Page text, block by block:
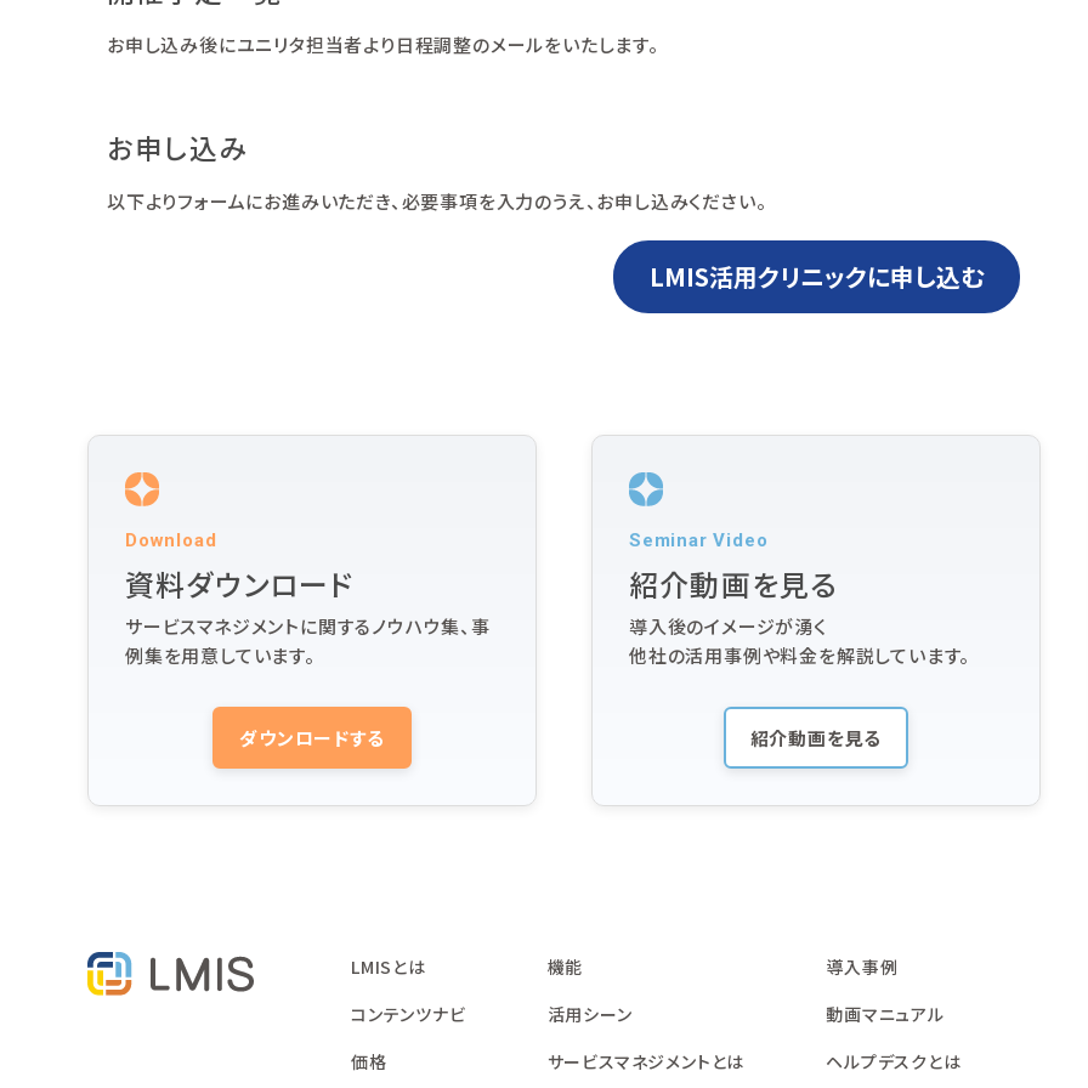
お申し込み後にユニリタ担当者より日程調整のメールをいたします。
お申し込み
以下よりフォームにお進みいただき、必要事項を入力のうえ、お申し込みください。
LMIS活用クリニックに申し込む
Download
資料ダウンロード
サービスマネジメントに関するノウハウ集、事
例集を用意しています。
ダウンロードする
Seminar Video
紹介動画を見る
導入後のイメージが湧く
他社の活用事例や料金を解説しています。
紹介動画を見る
LMISとは
コンテンツナビ
価格
機能
活用シーン
サービスマネジメントとは
導入事例
動画マニュアル
ヘルプデスクとは